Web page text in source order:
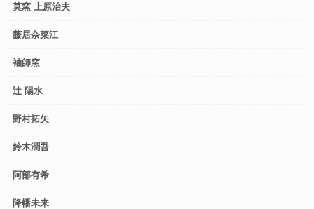
莫窯 上原治夫
藤居奈菜江
袖師窯
辻 陽水
野村拓矢
鈴木潤吾
阿部有希
降幡未来